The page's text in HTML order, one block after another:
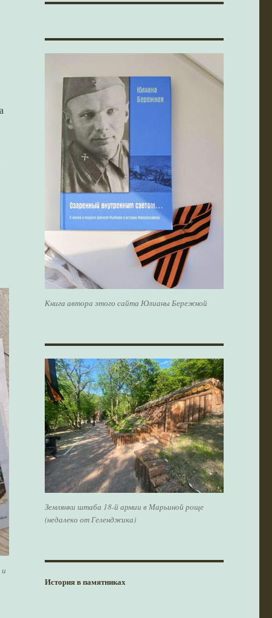
Книга автора этого сайта Юлианы Бережной
Землянки штаба 18-й армии в Марьиной роще
(недалеко от Геленджика)
История в памятниках